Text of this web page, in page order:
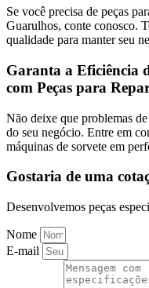
Se você precisa de peças
Guarulhos, conte conosco.
qualidade para manter seu
Garanta a Eficiência
com Peças para
Não deixe que problemas
do seu negócio. Entre em
máquinas de sorvete em
Gostaria de uma
Desenvolvemos peças
Nome
E-mail